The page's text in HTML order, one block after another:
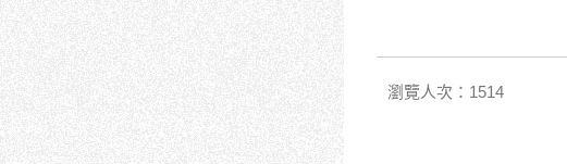
瀏覽人次：1514